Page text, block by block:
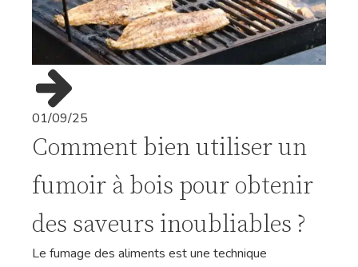
01/09/25
Comment bien utiliser un
fumoir à bois pour obtenir
des saveurs inoubliables ?
Le fumage des aliments est une technique